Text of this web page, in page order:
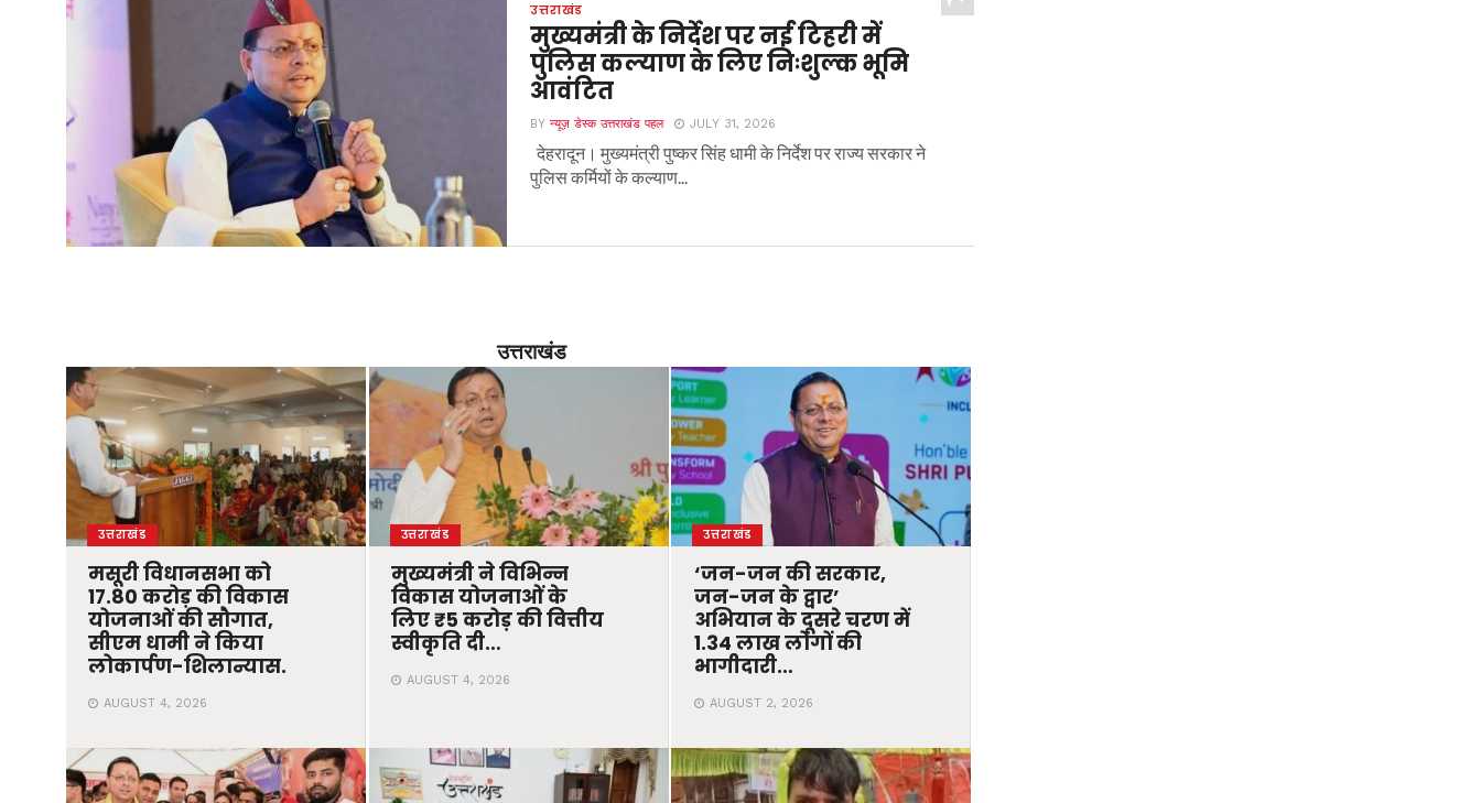
उत्तराखंड
मुख्यमंत्री के निर्देश पर नई टिहरी में
पुलिस कल्याण के लिए निःशुल्क भूमि
आवंटित
BYन्यूज़ डेस्क उत्तराखंड पहल JULY 31, 2026
देहरादून। मुख्यमंत्री पुष्कर सिंह धामी के निर्देश पर राज्य सरकार ने
पुलिस कर्मियों के कल्याण...
उत्तराखंड
उत्तराखंड
मसूरी विधानसभा को
17.80 करोड़ की विकास
योजनाओं की सौगात,
सीएम धामी ने किया
लोकार्पण-शिलान्यास.
AUGUST 4, 2026
उत्तराखंड
मुख्यमंत्री ने विभिन्न
विकास योजनाओं के
लिए ₹5 करोड़ की वित्तीय
स्वीकृति दी…
AUGUST 4, 2026
उत्तराखंड
‘जन-जन की सरकार,
जन-जन के द्वार’
अभियान के दूसरे चरण में
1.34 लाख लोगों की
भागीदारी…
AUGUST 2, 2026